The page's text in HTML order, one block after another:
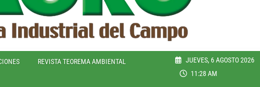
REVISTA TEOREMA AMBIENTAL
JUEVES, 6 AGOSTO 2026
11:28 AM